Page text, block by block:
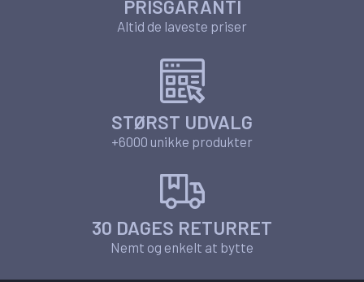
PRISGARANTI
Altid de laveste priser
STØRST UDVALG
+6000 unikke produkter
30 DAGES RETURRET
Nemt og enkelt at bytte